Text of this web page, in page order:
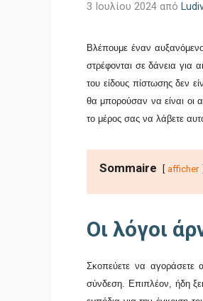
3 Ιουλίου 2024 από
Βλέπουμε έναν
στρέφονται σε δάνεια για
του είδους πίστωσης δεν
θα μπορούσαν να είναι οι
το μέρος σας να λάβετε
Sommaire afficher
Οι λόγοι
Σκοπεύετε να αγοράσετε
σύνδεση. Επιπλέον, ήδη